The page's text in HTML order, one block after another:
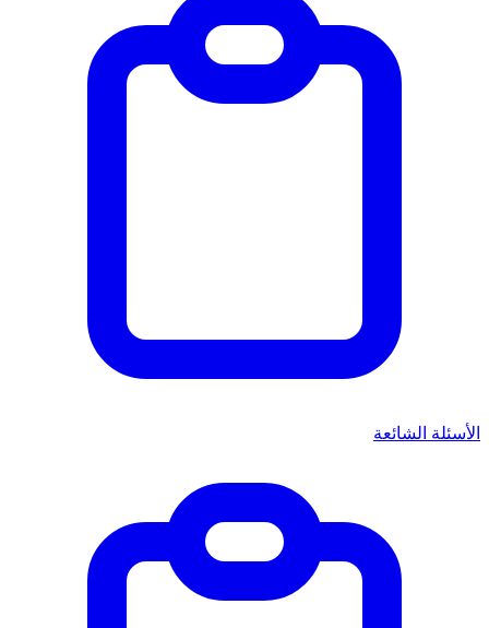
الأسئلة الشائعة